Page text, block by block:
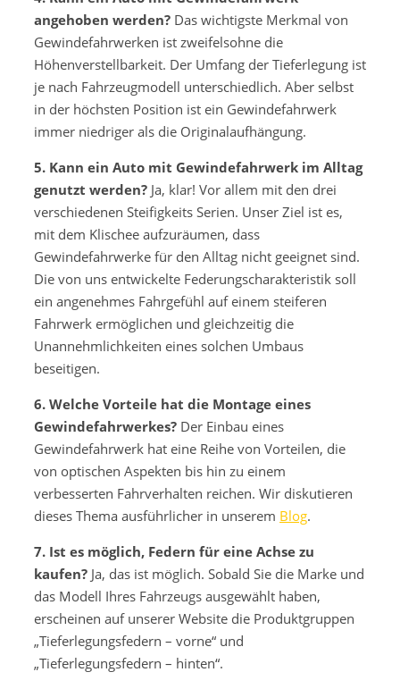
angehoben werden? Das wichtigste Merkmal von
Gewindefahrwerken ist zweifelsohne die
Höhenverstellbarkeit. Der Umfang der Tieferlegung ist
je nach Fahrzeugmodell unterschiedlich. Aber selbst
in der höchsten Position ist ein Gewindefahrwerk
immer niedriger als die Originalaufhängung.
5. Kann ein Auto mit Gewindefahrwerk im Alltag
genutzt werden? Ja, klar! Vor allem mit den drei
verschiedenen Steifigkeits Serien. Unser Ziel ist es,
mit dem Klischee aufzuräumen, dass
Gewindefahrwerke für den Alltag nicht geeignet sind.
Die von uns entwickelte Federungscharakteristik soll
ein angenehmes Fahrgefühl auf einem steiferen
Fahrwerk ermöglichen und gleichzeitig die
Unannehmlichkeiten eines solchen Umbaus
beseitigen.
6. Welche Vorteile hat die Montage eines
Gewindefahrwerkes? Der Einbau eines
Gewindefahrwerk hat eine Reihe von Vorteilen, die
von optischen Aspekten bis hin zu einem
verbesserten Fahrverhalten reichen. Wir diskutieren
dieses Thema ausführlicher in unserem Blog.
7. Ist es möglich, Federn für eine Achse zu
kaufen? Ja, das ist möglich. Sobald Sie die Marke und
das Modell Ihres Fahrzeugs ausgewählt haben,
erscheinen auf unserer Website die Produktgruppen
„Tieferlegungsfedern – vorne“ und
„Tieferlegungsfedern – hinten“.